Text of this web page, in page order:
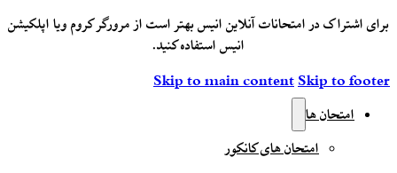
برای اشتراک در امتحانات آنلاین انیس بهتر است از مرورگر کروم ویا اپلکیشن
انیس استفاده کنید.
Skip to main contentSkip to footer
امتحان ها
امتحان های کانکور